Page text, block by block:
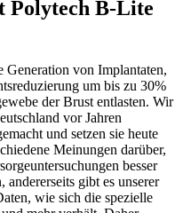
Polytech B-Lite
Generation von Implantaten,
um bis zu 30%
der Brust entlasten. Wir
vor Jahren
und setzen sie heute
Meinungen darüber,
besser
gibt es unserer
wie sich die spezielle